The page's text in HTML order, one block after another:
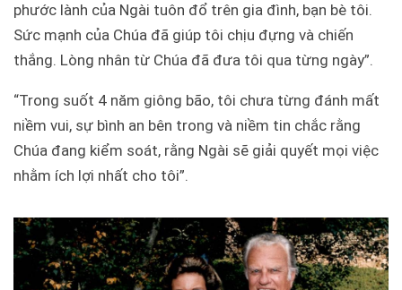
phước lành của Ngài tuôn đổ trên gia đình, bạn bè tôi.
Sức mạnh của Chúa đã giúp tôi chịu đựng và chiến
thắng. Lòng nhân từ Chúa đã đưa tôi qua từng ngày”.
“Trong suốt 4 năm giông bão, tôi chưa từng đánh mất
niềm vui, sự bình an bên trong và niềm tin chắc rằng
Chúa đang kiểm soát, rằng Ngài sẽ giải quyết mọi việc
nhằm ích lợi nhất cho tôi”.